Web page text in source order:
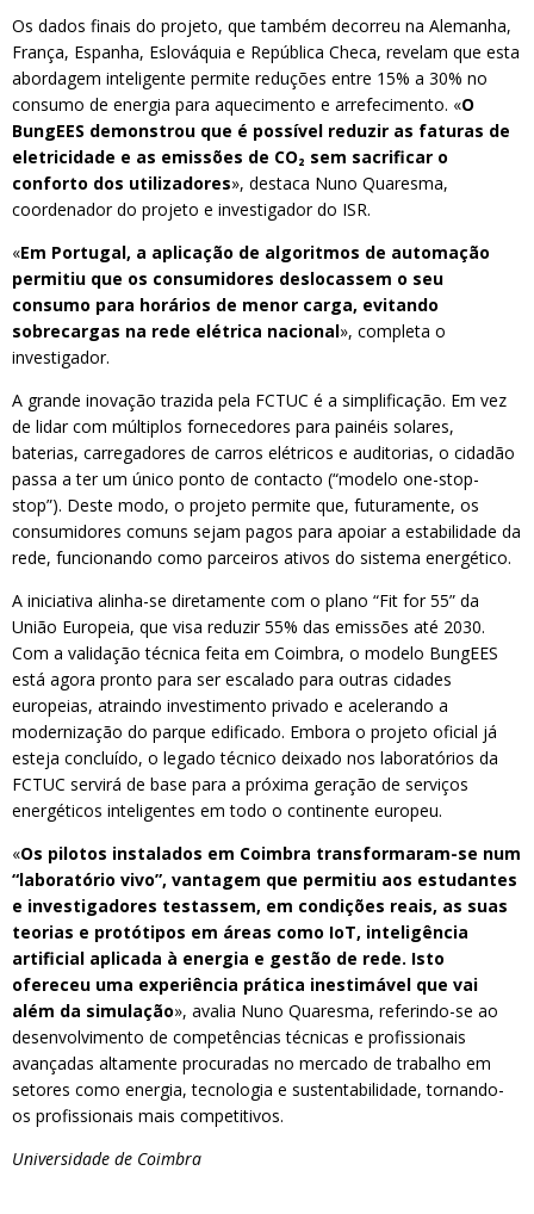
Os dados finais do projeto, que também decorreu na Alemanha,
França, Espanha, Eslováquia e República Checa, revelam que esta
abordagem inteligente permite reduções entre 15% a 30% no
consumo de energia para aquecimento e arrefecimento. «O
BungEES demonstrou que é possível reduzir as faturas de
eletricidade e as emissões de CO₂ sem sacrificar o
conforto dos utilizadores», destaca Nuno Quaresma,
coordenador do projeto e investigador do ISR.
«Em Portugal, a aplicação de algoritmos de automação
permitiu que os consumidores deslocassem o seu
consumo para horários de menor carga, evitando
sobrecargas na rede elétrica nacional», completa o
investigador.
A grande inovação trazida pela FCTUC é a simplificação. Em vez
de lidar com múltiplos fornecedores para painéis solares,
baterias, carregadores de carros elétricos e auditorias, o cidadão
passa a ter um único ponto de contacto (“modelo one-stop-
stop”). Deste modo, o projeto permite que, futuramente, os
consumidores comuns sejam pagos para apoiar a estabilidade da
rede, funcionando como parceiros ativos do sistema energético.
A iniciativa alinha-se diretamente com o plano “Fit for 55” da
União Europeia, que visa reduzir 55% das emissões até 2030.
Com a validação técnica feita em Coimbra, o modelo BungEES
está agora pronto para ser escalado para outras cidades
europeias, atraindo investimento privado e acelerando a
modernização do parque edificado. Embora o projeto oficial já
esteja concluído, o legado técnico deixado nos laboratórios da
FCTUC servirá de base para a próxima geração de serviços
energéticos inteligentes em todo o continente europeu.
«Os pilotos instalados em Coimbra transformaram-se num
“laboratório vivo”, vantagem que permitiu aos estudantes
e investigadores testassem, em condições reais, as suas
teorias e protótipos em áreas como IoT, inteligência
artificial aplicada à energia e gestão de rede. Isto
ofereceu uma experiência prática inestimável que vai
além da simulação», avalia Nuno Quaresma, referindo-se ao
desenvolvimento de competências técnicas e profissionais
avançadas altamente procuradas no mercado de trabalho em
setores como energia, tecnologia e sustentabilidade, tornando-
os profissionais mais competitivos.
Universidade de Coimbra